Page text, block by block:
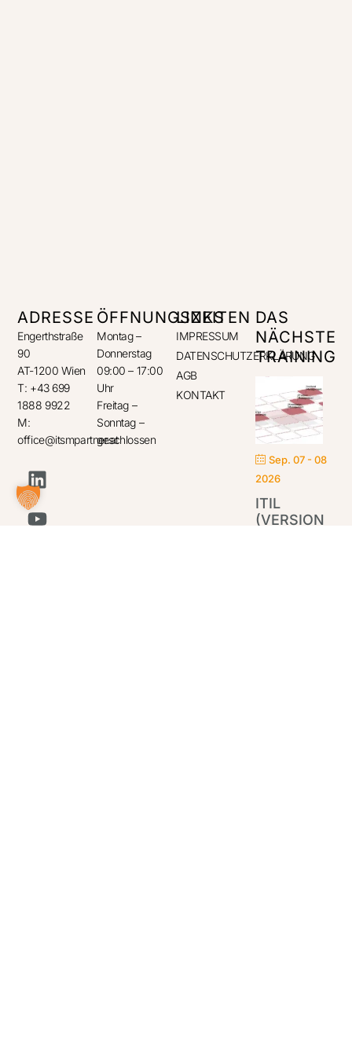
ADRESSE
Engerthstraße
90
AT-1200 Wien
T: +43 699
1888 9922
M:
office@itsmpartner.at
ÖFFNUNGSZEITEN
Montag –
Donnerstag
09:00 – 17:00
Uhr
Freitag –
Sonntag –
geschlossen
LINKS
IMPRESSUM
DATENSCHUTZERKLÄRUNG
AGB
KONTAKT
DAS
NÄCHSTE
TRAINING
Sep. 07 - 08
2026
ITIL
(VERSION